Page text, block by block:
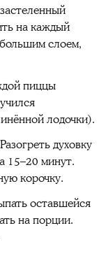
на каждый
слоем,
пиццы
лодочки).
духовку
15–20 минут.
корочку.
оставшейся
на порции.